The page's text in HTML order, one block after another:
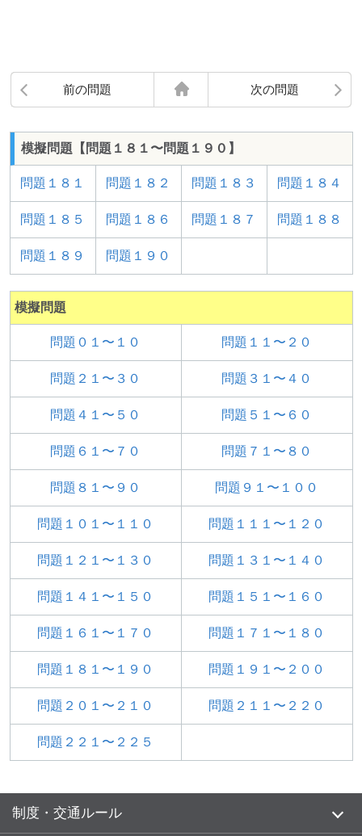
前の問題 次の問題
模擬問題【問題１８１〜問題１９０】
問題１８１ 問題１８２ 問題１８３ 問題１８４
問題１８５ 問題１８６ 問題１８７ 問題１８８
問題１８９ 問題１９０
模擬問題
問題０１〜１０ 問題１１〜２０
問題２１〜３０ 問題３１〜４０
問題４１〜５０ 問題５１〜６０
問題６１〜７０ 問題７１〜８０
問題８１〜９０ 問題９１〜１００
問題１０１〜１１０ 問題１１１〜１２０
問題１２１〜１３０ 問題１３１〜１４０
問題１４１〜１５０ 問題１５１〜１６０
問題１６１〜１７０ 問題１７１〜１８０
問題１８１〜１９０ 問題１９１〜２００
問題２０１〜２１０ 問題２１１〜２２０
問題２２１〜２２５
制度・交通ルール